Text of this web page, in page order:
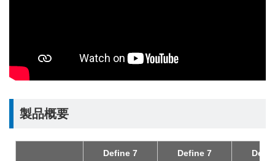
製品概要
Define 7
Define 7